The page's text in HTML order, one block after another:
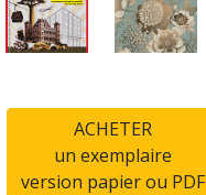
ACHETER
un exemplaire
version papier ou PDF